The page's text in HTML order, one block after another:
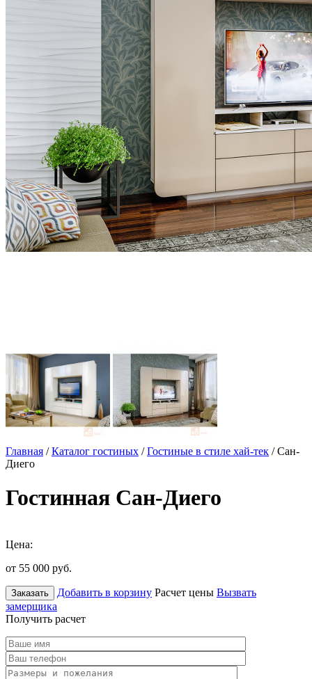
Главная /Каталог гостиных /Гостиные в стиле хай-тек / Сан-
Диего
Гостинная Сан-Диего
Цена:
от 55 000 руб.
Заказать Добавить в корзину Расчет цены Вызвать
замерщика
Получить расчет